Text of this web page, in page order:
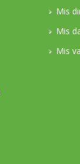
Mis
Mis
Mis